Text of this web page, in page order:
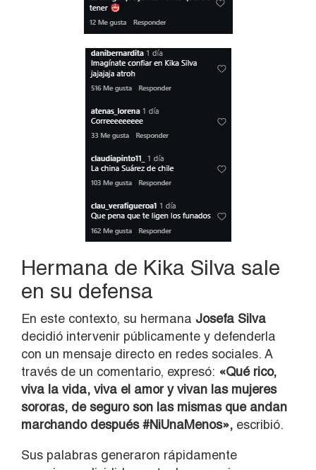
Hermana de Kika Silva sale
en su defensa
En este contexto, su hermana Josefa Silva
decidió intervenir públicamente y defenderla
con un mensaje directo en redes sociales. A
través de un comentario, expresó: «Qué rico,
viva la vida, viva el amor y vivan las mujeres
sororas, de seguro son las mismas que andan
marchando después #NiUnaMenos», escribió.
Sus palabras generaron rápidamente